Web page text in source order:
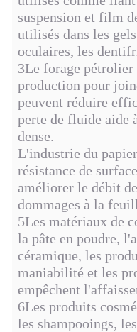
suspension et film
utilisés dans les
oculaires, les
3Le forage
production pour
peuvent réduire
perte de fluide aide
dense.
L'industrie du
résistance de
améliorer le débit
dommages à la
5Les matériaux de
la pâte en poudre,
céramique, les
maniabilité et les
empêchent
6Les produits
les shampooings,